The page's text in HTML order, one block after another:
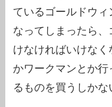
ているゴールドウ
なってしまったら
けなければいけなく
かワークマンとか
るものを買うしかな